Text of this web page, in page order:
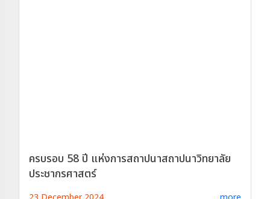
ครบรอบ 58 ปี แห่งการสถาปนาสถาปนาวิทยาลัย
ประชากรศาสตร์